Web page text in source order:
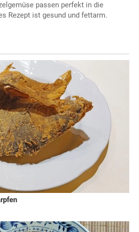
passen perfekt in die
Rezept ist gesund und fettarm.